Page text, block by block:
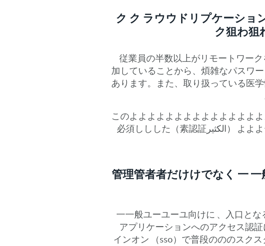
ク ク ラウウドリプケーショ
ク狙わ狙
従業員の半数以上がリモートワー
加していることから、煩雑なパスワ
あります。また、取り扱っている医
このよよよよよよよよよよよよよよ
よよよープサササバーへののセクスににに （الكثير素認証）必須ししした
管理管者者だけけでなく 一
一一般ユーユーユ向けに 、入口と
アプリケーションへのアクセス認
インオン （sso）で普段のののスク